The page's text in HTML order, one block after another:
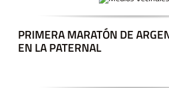
PRIMERA MARATÓN DE
EN LA PATERNAL